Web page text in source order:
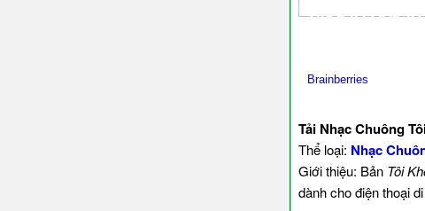
Tải Nhạc Chuông
Thể loại: Nhạc
Giới thiệu: Bản Tôi
dành cho điện thoại